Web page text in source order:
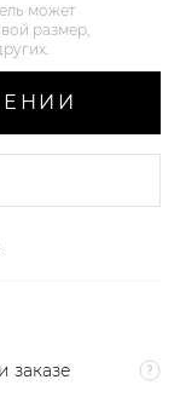
может
размер,
заказе